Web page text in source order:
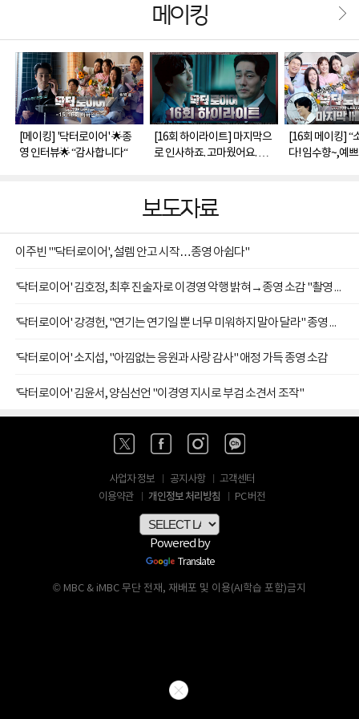
메이킹
[메이킹] '닥터로이어' 🌟종
영 인터뷰🌟 “감사합니다“
[16회 하이라이트] 마지막으
로 인사하죠. 고마웠어요. 닥
[16회 메이킹] “
다! 임수향~,예
보도자료
이주빈 "'닥터로이어', 설렘 안고 시작…종영 아쉽다"
'닥터로이어' 김호정, 최후 진술자로 이경영 악행 밝혀→종영 소감 "촬영 내내 즐거워"
'닥터로이어' 강경헌, "연기는 연기일 뿐 너무 미워하지 말아 달라" 종영 소감
'닥터로이어' 소지섭, "아낌없는 응원과 사랑 감사" 애정 가득 종영 소감
'닥터로이어' 김윤서, 양심선언 "이경영 지시로 부검 소견서 조작"
사업자 정보 공지사항
고객센터
이용약관
개인정보 처리방침 PC 버전
Powered by
Translate
© MBC & iMBC 무단 전재, 재배포 및 이용(AI학습 포함)금지